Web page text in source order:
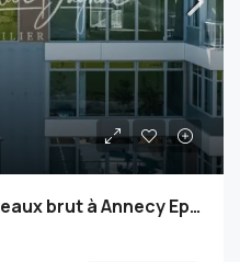
145 m2 de Plateau de bureaux brut à Annecy Epagny